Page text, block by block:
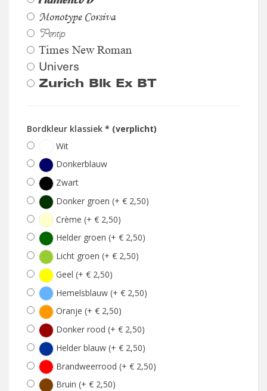
Monotype Corsiva
Pentip
Times New Roman
Univers
Zurich Blk Ex BT
Bordkleur klassiek * (verplicht)
Wit
Donkerblauw
Zwart
Donker groen (+ € 2,50)
Crème (+ € 2,50)
Helder groen (+ € 2,50)
Licht groen (+ € 2,50)
Geel (+ € 2,50)
Hemelsblauw (+ € 2,50)
Oranje (+ € 2,50)
Donker rood (+ € 2,50)
Helder blauw (+ € 2,50)
Brandweerrood (+ € 2,50)
Bruin (+ € 2,50)